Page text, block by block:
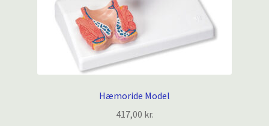
Hæmoride Model
417,00 kr.